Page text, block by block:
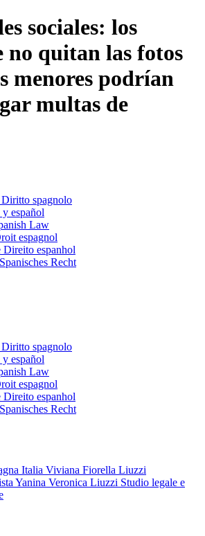
sociales: los
no quitan las fotos
menores podrían
multas de
spagnolo
español
Law
espagnol
espanhol
Recht
spagnolo
español
Law
espagnol
espanhol
Recht